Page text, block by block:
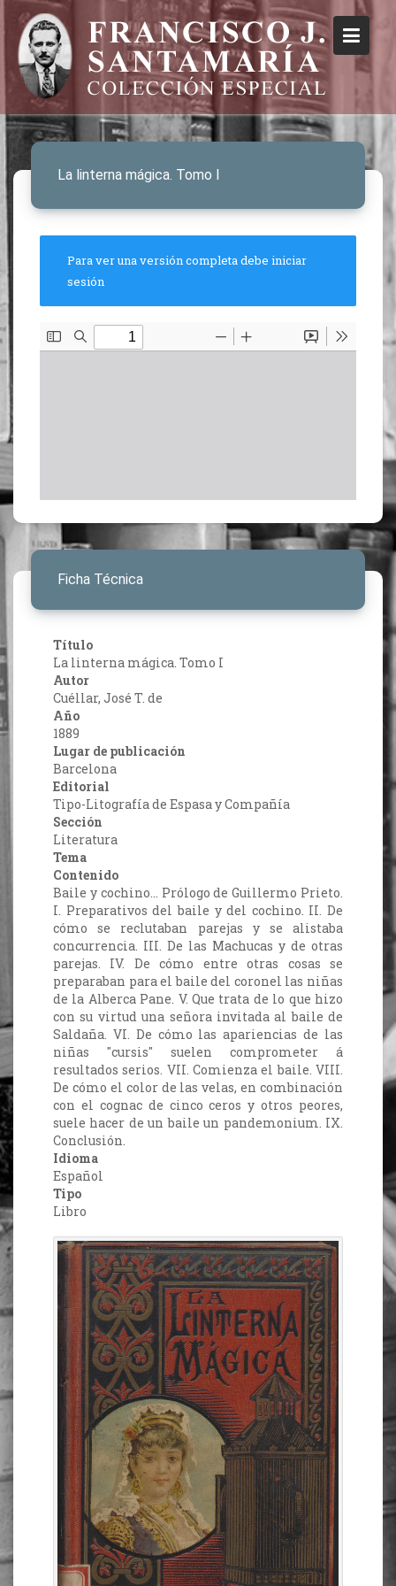
La linterna mágica. Tomo I
Para ver una versión completa debe iniciar
sesión
Ficha Técnica
Título
La linterna mágica. Tomo I
Autor
Cuéllar, José T. de
Año
1889
Lugar de publicación
Barcelona
Editorial
Tipo-Litografía de Espasa y Compañía
Sección
Literatura
Tema
Contenido
Baile y cochino... Prólogo de Guillermo Prieto.
I. Preparativos del baile y del cochino. II. De
cómo se reclutaban parejas y se alistaba
concurrencia. III. De las Machucas y de otras
parejas. IV. De cómo entre otras cosas se
preparaban para el baile del coronel las niñas
de la Alberca Pane. V. Que trata de lo que hizo
con su virtud una señora invitada al baile de
Saldaña. VI. De cómo las apariencias de las
niñas "cursis" suelen comprometer á
resultados serios. VII. Comienza el baile. VIII.
De cómo el color de las velas, en combinación
con el cognac de cinco ceros y otros peores,
suele hacer de un baile un pandemonium. IX.
Conclusión.
Idioma
Español
Tipo
Libro